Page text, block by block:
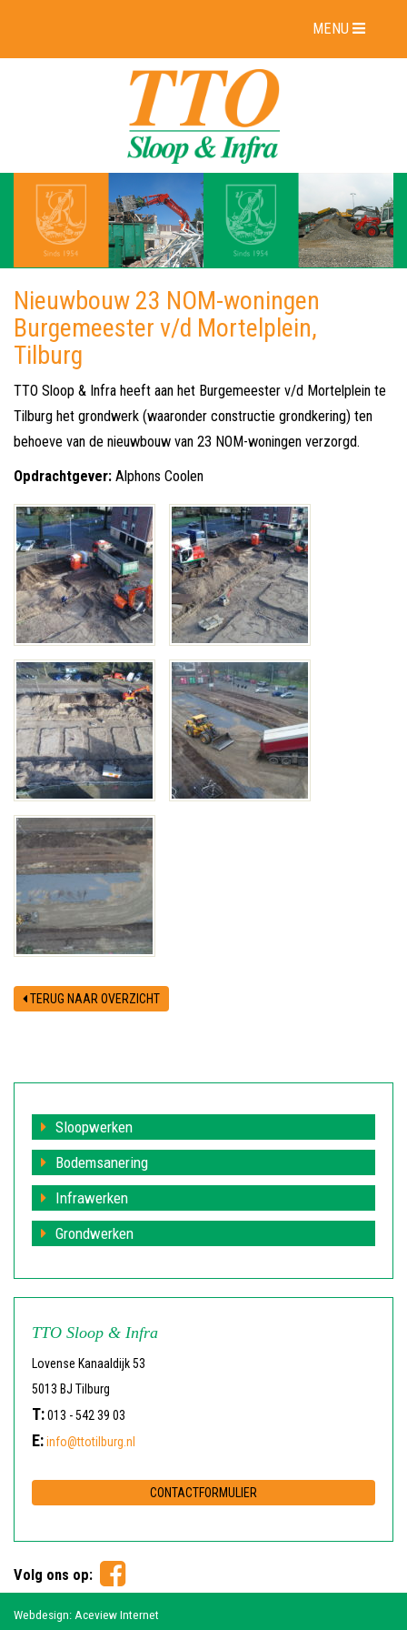
MENU
Nieuwbouw 23 NOM-woningen
Burgemeester v/d Mortelplein,
Tilburg
TTO Sloop & Infra heeft aan het Burgemeester v/d Mortelplein te
Tilburg het grondwerk (waaronder constructie grondkering) ten
behoeve van de nieuwbouw van 23 NOM-woningen verzorgd.
Opdrachtgever: Alphons Coolen
TERUG NAAR OVERZICHT
Sloopwerken
Bodemsanering
Infrawerken
Grondwerken
TTO Sloop & Infra
Lovense Kanaaldijk 53
5013 BJ Tilburg
T:013 - 542 39 03
E:info@ttotilburg.nl
CONTACTFORMULIER
Volg ons op:
Webdesign: Aceview Internet